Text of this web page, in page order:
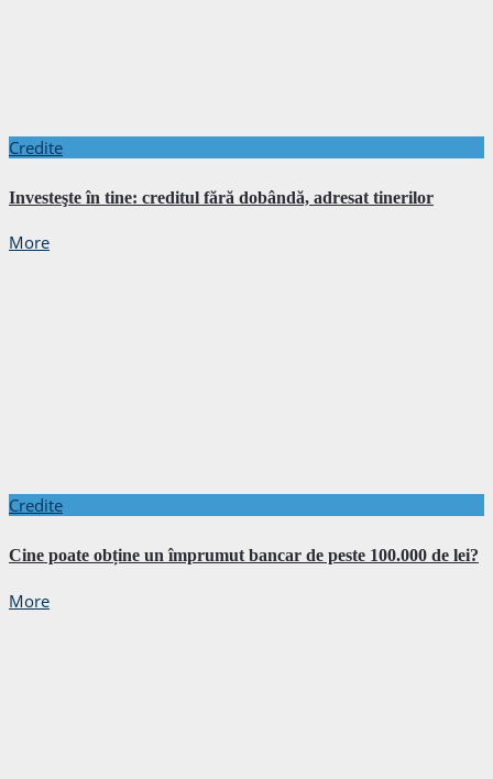
Credite
Investeşte în tine: creditul fără dobândă, adresat tinerilor
More
Credite
Cine poate obține un împrumut bancar de peste 100.000 de lei?
More